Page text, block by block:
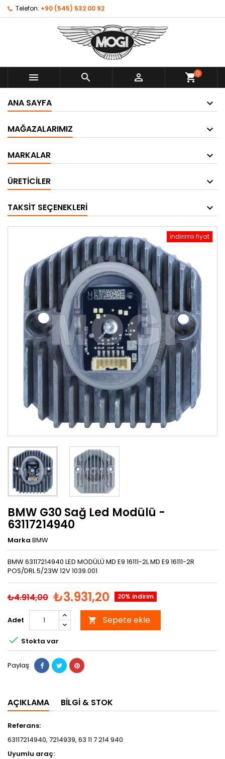
Telefon: +90 (545) 532 00 92
   shopping_cart0
ANA SAYFA
MAĞAZALARIMIZ
MARKALAR
ÜRETICILER
TAKSIT SEÇENEKLERI
İndirimli fiyat
BMW G30 Sağ Led Modülü -
63117214940
Marka BMW
BMW 63117214940 LED MODÜLÜ MD E9 16111-2L MD E9 16111-2R
POS/DRL 5/23W 12V 1039.001
₺4.914,00 ₺3.931,20 20% indirim
Adet  Sepete ekle
 Stokta var
Paylaş
AÇIKLAMA BILGI & STOK
Referans:
63117214940, 7214939, 63 11 7 214 940
Uyumlu araç: